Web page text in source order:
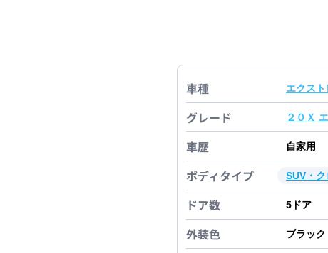
車種 エクス
グレード ２０Ｘ
車歴 自家用
ボディタイプ SUV・
ドア数 5 ドア
外装色 ブラック